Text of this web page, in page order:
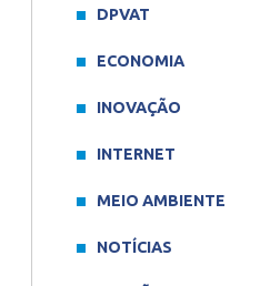
DPVAT
ECONOMIA
INOVAÇÃO
INTERNET
MEIO AMBIENTE
NOTÍCIAS